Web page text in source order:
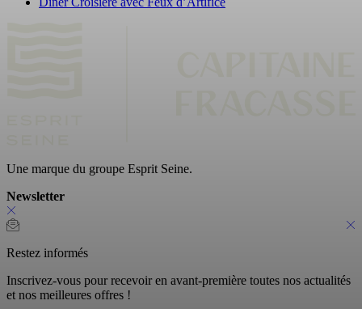
Une marque du groupe Esprit Seine.
Newsletter
Restez informés
Inscrivez-vous pour recevoir en avant-première toutes nos actualités
et nos meilleures offres !